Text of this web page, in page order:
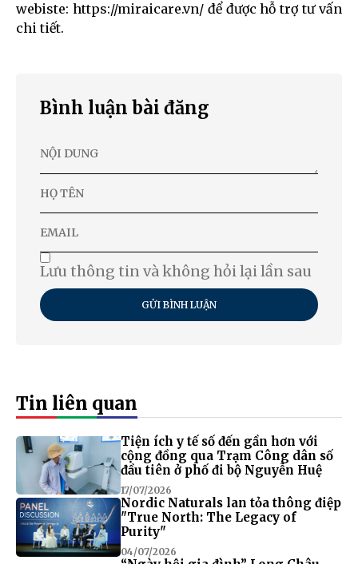
webiste: https://miraicare.vn/để được hỗ trợ tư vấn
chi tiết.
Bình luận bài đăng
Lưu thông tin và không hỏi lại lần sau
GỬI BÌNH LUẬN
Tin liên quan
Tiện ích y tế số đến gần hơn với
cộng đồng qua Trạm Công dân số
đầu tiên ở phố đi bộ Nguyễn Huệ
17/07/2026
Nordic Naturals lan tỏa thông điệp
"True North: The Legacy of
Purity"
04/07/2026